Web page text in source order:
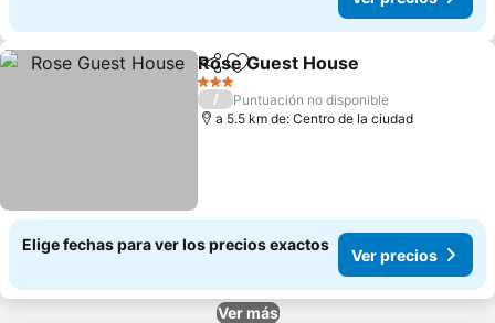
CompartirAgregar a favoritos
Rose Guest House
3 Estrellas
/
Puntuación no disponible
a 5.5 km de: Centro de la ciudad
Elige fechas para ver los precios exactos
Ver precios
Ver más